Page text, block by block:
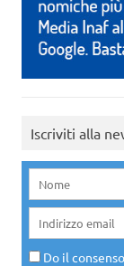
Iscriviti alla
Do il